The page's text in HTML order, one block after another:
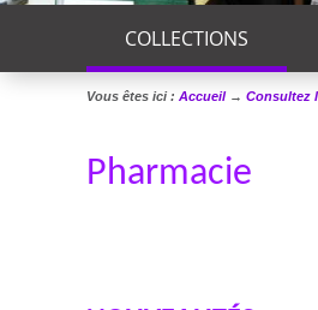
COLLECTIONS
Vous êtes ici : Accueil→ Consultez
Pharmacie